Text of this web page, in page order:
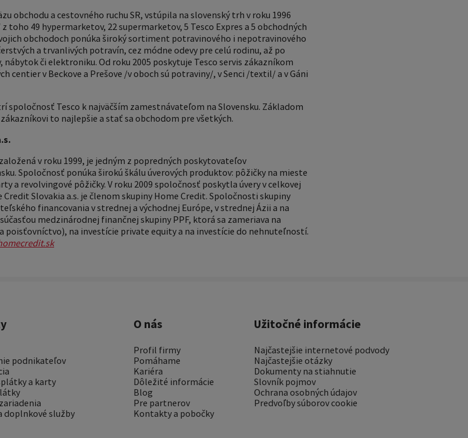
obchodu a cestovného ruchu SR, vstúpila na slovenský trh v roku 1996
toho 49 hypermarketov, 22 supermarketov, 5 Tesco Expres a 5 obchodných
obchodoch ponúka široký sortiment potravinového i nepotravinového
a trvanlivých potravín, cez módne odevy pre celú rodinu, až po
či elektroniku. Od roku 2005 poskytuje Tesco servis zákazníkom
centier v Beckove a Prešove /v oboch sú potraviny/, v Senci /textil/ a v Gáni
spoločnosť Tesco k najväčším zamestnávateľom na Slovensku. Základom
to najlepšie a stať sa obchodom pre všetkých.
založená v roku 1999, je jedným z popredných poskytovateľov
Spoločnosť ponúka širokú škálu úverových produktov: pôžičky na mieste
a revolvingové pôžičky. V roku 2009 spoločnosť poskytla úvery v celkovej
Slovakia a.s. je členom skupiny Home Credit. Spoločnosti skupiny
financovania v strednej a východnej Európe, v strednej Ázii a na
medzinárodnej finančnej skupiny PPF, ktorá sa zameriava na
poisťovníctvo), na investície private equity a na investície do nehnuteľností.
podnikateľov
a karty
doplnkové služby
O nás
Profil firmy
Pomáhame
Kariéra
Dôležité informácie
Blog
Pre partnerov
Kontakty a pobočky
Užitočné informácie
Najčastejšie internetové podvody
Najčastejšie otázky
Dokumenty na stiahnutie
Slovník pojmov
Ochrana osobných údajov
Predvoľby súborov cookie